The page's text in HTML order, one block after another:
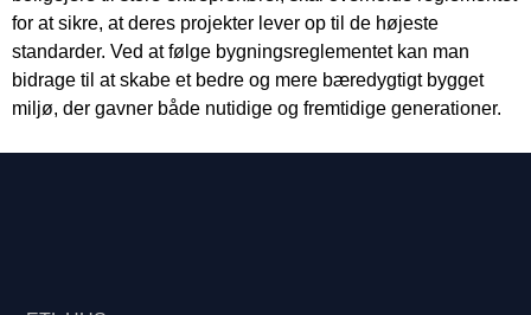
for at sikre, at deres projekter lever op til de højeste
standarder. Ved at følge bygningsreglementet kan man
bidrage til at skabe et bedre og mere bæredygtigt bygget
miljø, der gavner både nutidige og fremtidige generationer.